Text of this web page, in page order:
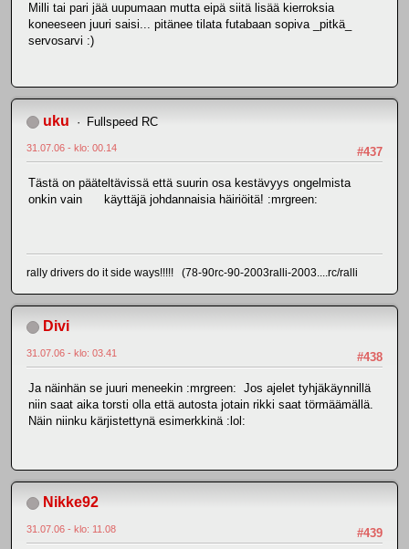
Milli tai pari jää uupumaan mutta eipä siitä lisää kierroksia
koneeseen juuri saisi... pitänee tilata futabaan sopiva _pitkä_
servosarvi :)
uku Fullspeed RC
#437
31.07.06 - klo: 00.14
Tästä on pääteltävissä että suurin osa kestävyys ongelmista
onkin vain käyttäjä johdannaisia häiriöitä! :mrgreen:
rally drivers do it side ways!!!!! (78-90rc-90-2003ralli-2003....rc/ralli
Divi
#438
31.07.06 - klo: 03.41
Ja näinhän se juuri meneekin :mrgreen: Jos ajelet tyhjäkäynnillä
niin saat aika torsti olla että autosta jotain rikki saat törmäämällä.
Näin niinku kärjistettynä esimerkkinä :lol:
Nikke92
#439
31.07.06 - klo: 11.08